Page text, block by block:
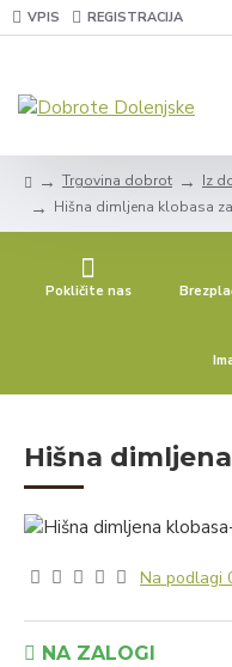
VPIS REGISTRACIJA
Trgovina dobrot Iz
Hišna dimljena klobasa
Pokličite nas
Hišna
Na podlagi
NA ZALOGI